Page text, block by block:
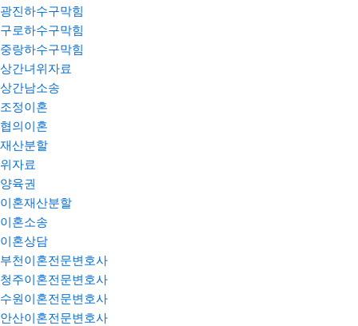
광진하수구막힘
구로하수구막힘
중랑하수구막힘
상간녀위자료
상간남소송
조정이혼
협의이혼
재산분할
위자료
양육권
이혼재산분할
이혼소송
이혼상담
부천이혼전문변호사
청주이혼전문변호사
수원이혼전문변호사
안산이혼전문변호사